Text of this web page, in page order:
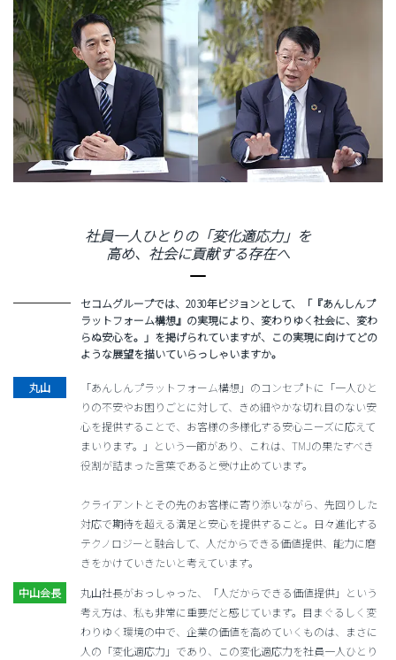
社員一人ひとりの「変化適応力」を
高め、社会に貢献する存在へ
セコムグループでは、2030年ビジョンとして、「『あんしんプ
ラットフォーム構想』の実現により、変わりゆく社会に、変わ
らぬ安心を。」を掲げられていますが、この実現に向けてどの
ような展望を描いていらっしゃいますか。
「あんしんプラットフォーム構想」のコンセプトに「一人ひと
りの不安やお困りごとに対して、きめ細やかな切れ目のない安
心を提供することで、お客様の多様化する安心ニーズに応えて
まいります。」という一節があり、これは、TMJの果たすべき
役割が詰まった言葉であると受け止めています。
クライアントとその先のお客様に寄り添いながら、先回りした
対応で期待を超える満足と安心を提供すること。日々進化する
テクノロジーと融合して、人だからできる価値提供、能力に磨
きをかけていきたいと考えています。
丸山社長がおっしゃった、「人だからできる価値提供」という
考え方は、私も非常に重要だと感じています。目まぐるしく変
わりゆく環境の中で、企業の価値を高めていくものは、まさに
人の「変化適応力」であり、この変化適応力を社員一人ひとり